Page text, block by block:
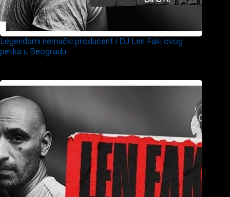
Legendarni nemački producent i DJ Len Faki ovog
petka u Beogradu